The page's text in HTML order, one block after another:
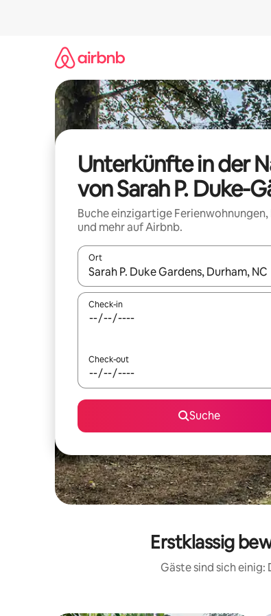
Unterkünfte in der
von Sarah P. Duke-
Buche einzigartige Ferienwohnungen,
und mehr auf Airbnb.
Ort
Wenn Ergebnisse verfügbar sind,
Check-in
Check-out
Suche
Erstklassig
Gäste sind sich